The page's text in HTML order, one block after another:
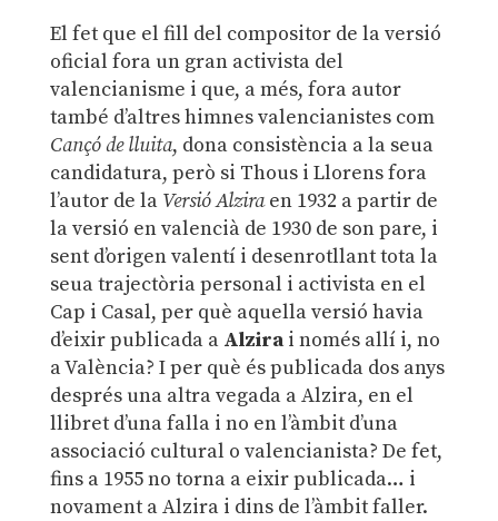
El fet que el fill del compositor de la versió
oficial fora un gran activista del
valencianisme i que, a més, fora autor
també d’altres himnes valencianistes com
Cançó de lluita, dona consistència a la seua
candidatura, però si Thous i Llorens fora
l’autor de la Versió Alziraen 1932 a partir de
la versió en valencià de 1930 de son pare, i
sent d’origen valentí i desenrotllant tota la
seua trajectòria personal i activista en el
Cap i Casal, per què aquella versió havia
d’eixir publicada a Alzirai només allí i, no
a València? I per què és publicada dos anys
després una altra vegada a Alzira, en el
llibret d’una falla i no en l’àmbit d’una
associació cultural o valencianista? De fet,
fins a 1955 no torna a eixir publicada… i
novament a Alzira i dins de l’àmbit faller.